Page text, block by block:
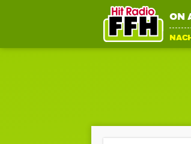
ON